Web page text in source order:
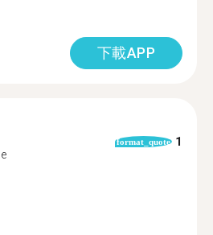
下載APP
format_quote 1